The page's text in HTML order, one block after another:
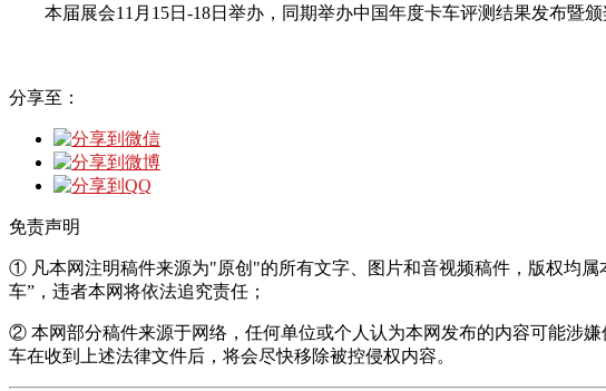
本届展会11月15日-18日举办，同期举办中国年度卡车评测结果发布暨
分享至：
免责声明
① 凡本网注明稿件来源为"原创"的所有文字、图片和音视频稿件，版权均
车”，违者本网将依法追究责任；
② 本网部分稿件来源于网络，任何单位或个人认为本网发布的内容可能涉
车在收到上述法律文件后，将会尽快移除被控侵权内容。